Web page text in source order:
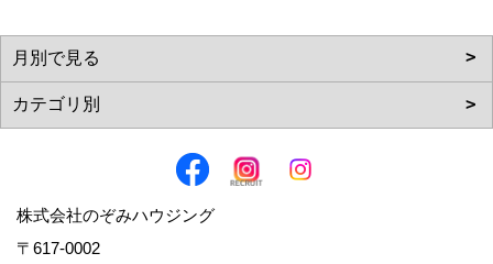
株式会社のぞみハウジング
〒617-0002